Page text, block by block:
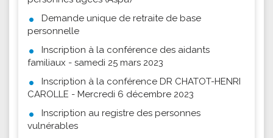
Demande unique de retraite de base
personnelle
Inscription à la conférence des aidants
familiaux - samedi 25 mars 2023
Inscription à la conférence DR CHATOT-HENRI
CAROLLE - Mercredi 6 décembre 2023
Inscription au registre des personnes
vulnérables